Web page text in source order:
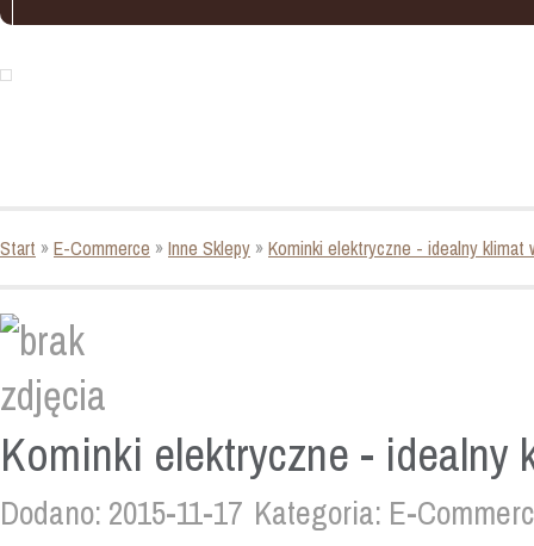
Start »E-Commerce »Inne Sklepy »Kominki elektryczne - idealny klimat
Kominki elektryczne - idealny
Dodano: 2015-11-17 Kategoria: E-